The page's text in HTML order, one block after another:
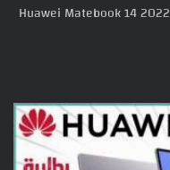
إطلاق أول بيع لجهاز هواوي ميت بوك 14 Huawei Matebook 14 2022